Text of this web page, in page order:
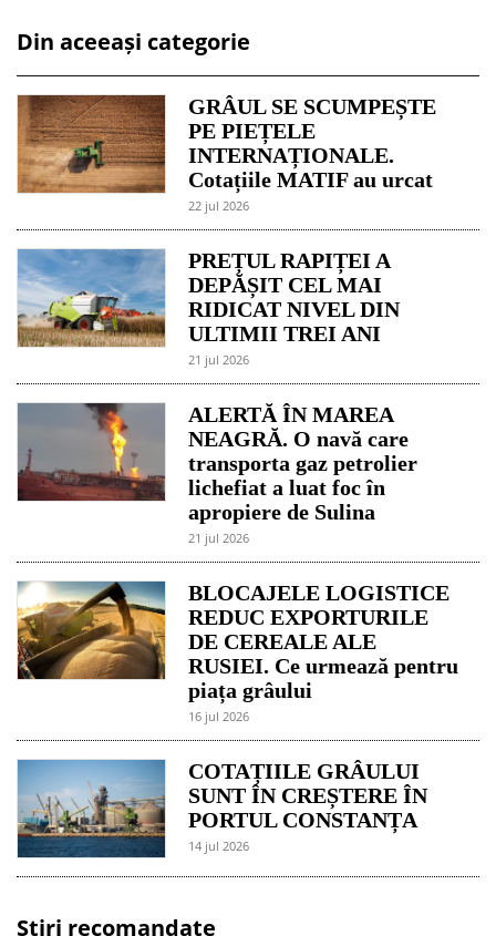
Din aceeași categorie
GRÂUL SE SCUMPEȘTE
PE PIEȚELE
INTERNAȚIONALE.
Cotațiile MATIF au urcat
22 jul 2026
PREȚUL RAPIȚEI A
DEPĂȘIT CEL MAI
RIDICAT NIVEL DIN
ULTIMII TREI ANI
21 jul 2026
ALERTĂ ÎN MAREA
NEAGRĂ. O navă care
transporta gaz petrolier
lichefiat a luat foc în
apropiere de Sulina
21 jul 2026
BLOCAJELE LOGISTICE
REDUC EXPORTURILE
DE CEREALE ALE
RUSIEI. Ce urmează pentru
piața grâului
16 jul 2026
COTAȚIILE GRÂULUI
SUNT ÎN CREȘTERE ÎN
PORTUL CONSTANȚA
14 jul 2026
Știri recomandate